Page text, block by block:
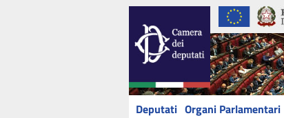
Deputati Organi Parlamentari